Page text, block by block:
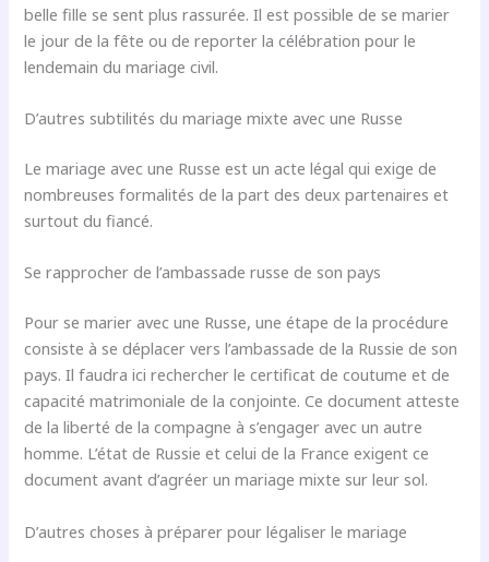
belle fille se sent plus rassurée. Il est possible de se marier
le jour de la fête ou de reporter la célébration pour le
lendemain du mariage civil.
D’autres subtilités du mariage mixte avec une Russe
Le mariage avec une Russe est un acte légal qui exige de
nombreuses formalités de la part des deux partenaires et
surtout du fiancé.
Se rapprocher de l’ambassade russe de son pays
Pour se marier avec une Russe, une étape de la procédure
consiste à se déplacer vers l’ambassade de la Russie de son
pays. Il faudra ici rechercher le certificat de coutume et de
capacité matrimoniale de la conjointe. Ce document atteste
de la liberté de la compagne à s’engager avec un autre
homme. L’état de Russie et celui de la France exigent ce
document avant d’agréer un mariage mixte sur leur sol.
D’autres choses à préparer pour légaliser le mariage